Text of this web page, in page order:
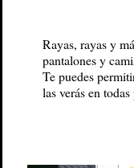
Rayas, rayas y
pantalones y
Te puedes
las verás en todas